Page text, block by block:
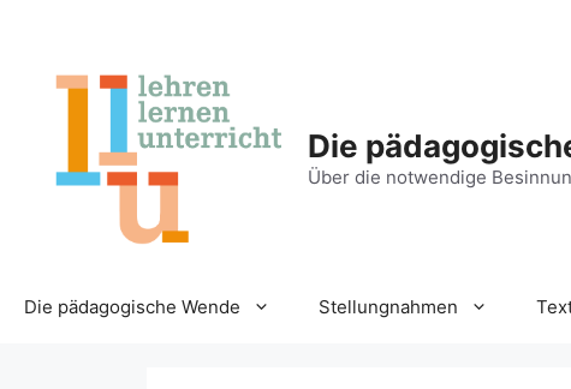
springen
Die
Über die notwendige
Die pädagogische Wende Stellungnahmen